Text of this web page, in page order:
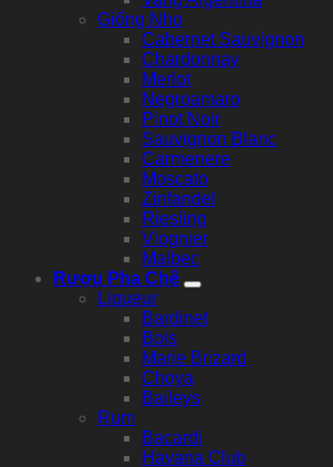
Giống Nho
Cabernet Sauvignon
Chardonnay
Merlot
Negroamaro
Pinot Noir
Sauvignon Blanc
Carmenere
Moscato
Zinfandel
Riesling
Viognier
Malbec
Rượu Pha Chế
Liqueur
Bardinet
Bols
Marie Brizard
Choya
Baileys
Rum
Bacardi
Havana Club